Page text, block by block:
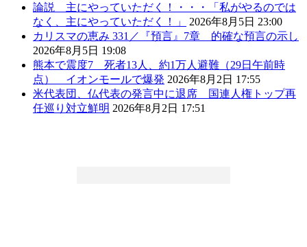
論説 主にやっていただく！・・・「私がやるのでは
なく、主にやっていただく！」
2026年8月5日 23:00
カリスマの恵み 331／『預言』7章 的確な預言の示し
2026年8月5日 19:08
熊本で震度7 死者13人、約1万人避難（29日午前時
点） イオンモールで爆発 2026年8月2日 17:55
米代表団、仏代表の発言中に退席 国連人権トップ再
任巡り対立鮮明 2026年8月2日 17:51